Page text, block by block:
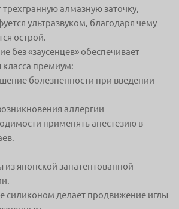
алмазную заточку,
ультразвуком, благодаря чему
острой.
без «заусенцев» обеспечивает
премиум:
болезненности при введении
аллергии
применять анестезию в
из японской запатентованной
силиконом делает продвижение иглы